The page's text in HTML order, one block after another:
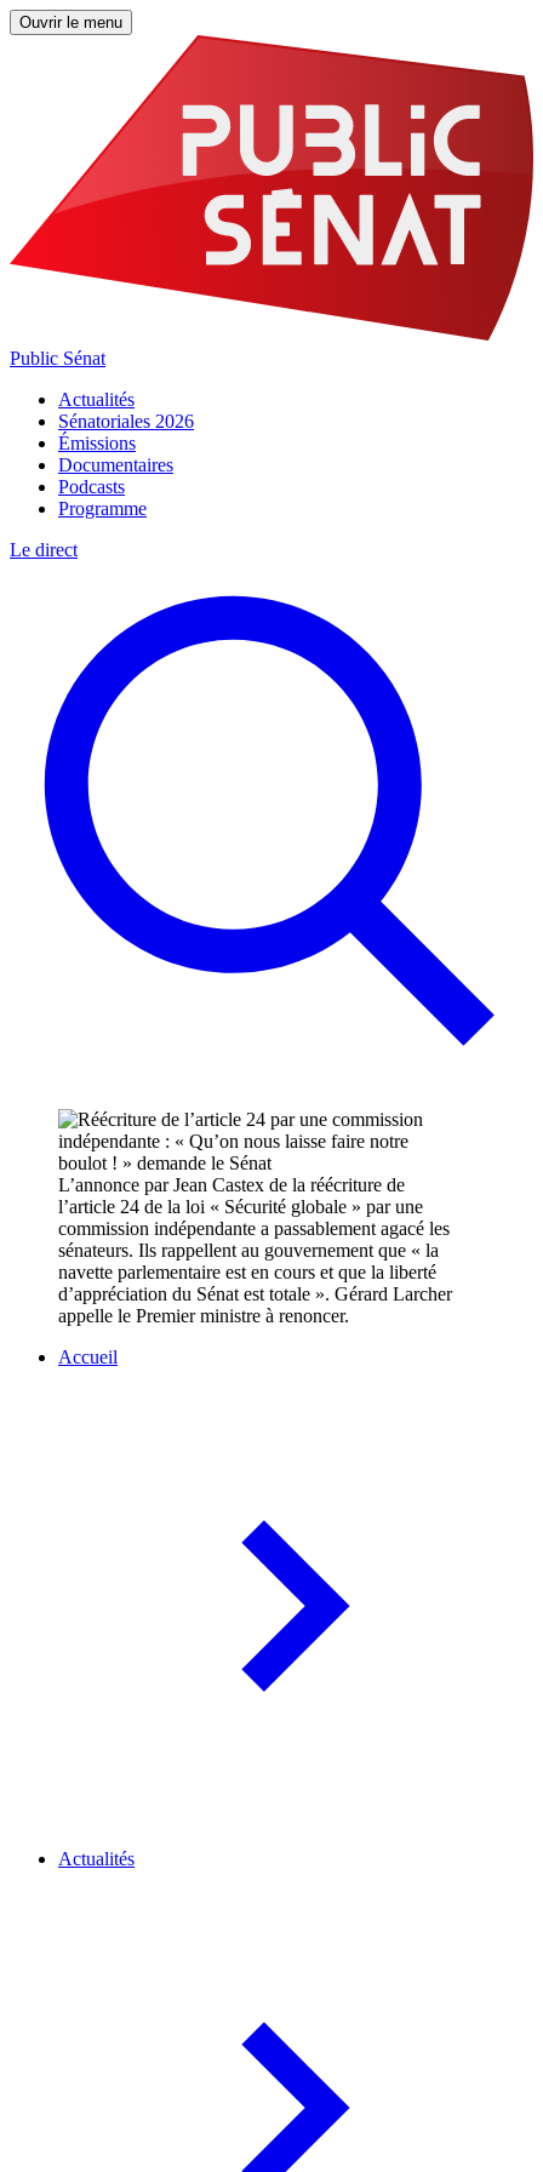
Ouvrir le menu
Public Sénat
Actualités
Sénatoriales 2026
Émissions
Documentaires
Podcasts
Programme
Le direct
L’annonce par Jean Castex de la réécriture de
l’article 24 de la loi « Sécurité globale » par une
commission indépendante a passablement agacé les
sénateurs. Ils rappellent au gouvernement que « la
navette parlementaire est en cours et que la liberté
d’appréciation du Sénat est totale ». Gérard Larcher
appelle le Premier ministre à renoncer.
Accueil
Actualités